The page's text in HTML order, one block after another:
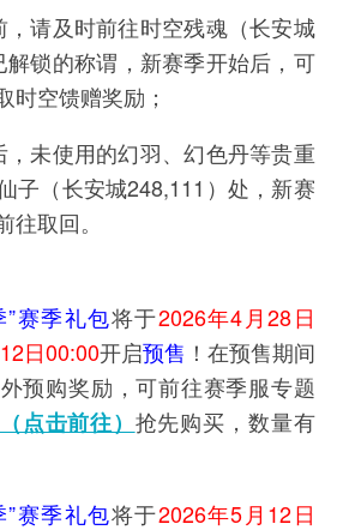
请及时前往时空残魂（长安城
锁的称谓，新赛季开始后，可
时空馈赠奖励；
未使用的幻羽、幻色丹等贵重
子（长安城248,111）处，新赛
取回。
”赛季礼包将于2026年4月28日
日00:00开启预售 ！在预售期间
预购奖励，可前往赛季服专题
点击前往） 抢先购买，数量有
”赛季礼包将于2026年5月12日